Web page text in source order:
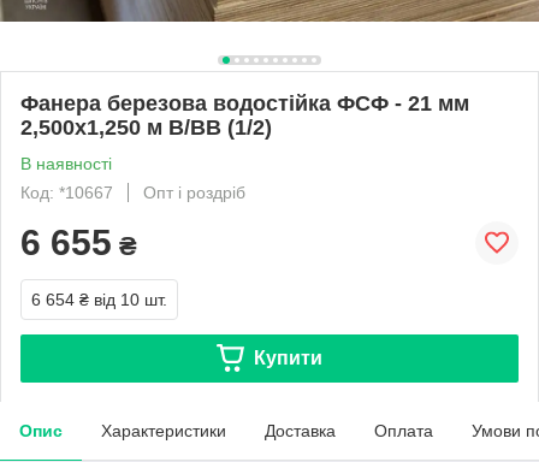
Фанера березова водостійка ФСФ - 21 мм
2,500х1,250 м В/ВВ (1/2)
В наявності
Код: *10667
Опт і роздріб
6 655 ₴
6 654 ₴ від 10 шт.
Купити
Опис Характеристики Доставка Оплата Умови